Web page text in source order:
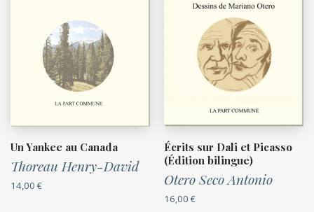
Un Yankee au Canada
Thoreau Henry-David
14,00 €
Écrits sur Dali et Picasso
(Édition bilingue)
Otero Seco Antonio
16,00 €